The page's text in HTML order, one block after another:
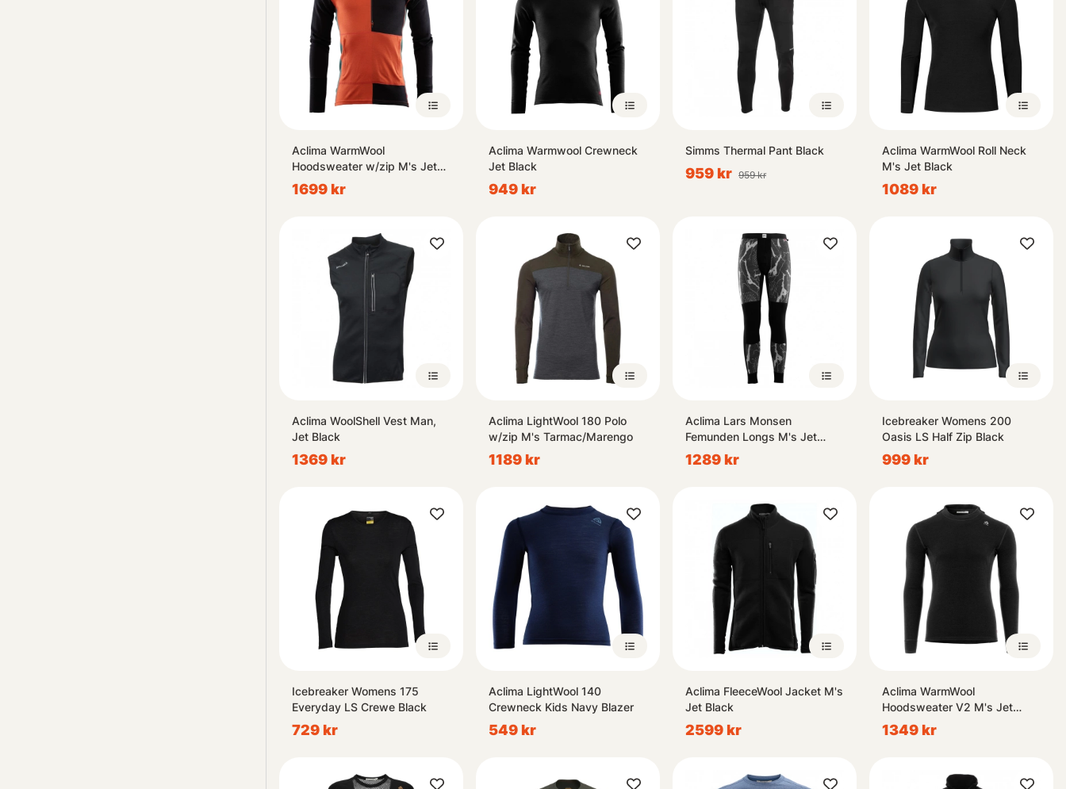
Aclima WarmWool
Hoodsweater w/zip M's Jet
Black/RC/NA
1699 kr
Aclima Warmwool Crewneck
Jet Black
949 kr
Simms Thermal Pant Black
959 kr 959 kr
Aclima WarmWool Roll Neck
M's Jet Black
1089 kr
Aclima WoolShell Vest Man,
Jet Black
1369 kr
Aclima LightWool 180 Polo
w/zip M's Tarmac/Marengo
1189 kr
Aclima Lars Monsen
Femunden Longs M's Jet
Black/Femunden Dark
1289 kr
Icebreaker Womens 200
Oasis LS Half Zip Black
999 kr
Icebreaker Womens 175
Everyday LS Crewe Black
729 kr
Aclima LightWool 140
Crewneck Kids Navy Blazer
549 kr
Aclima FleeceWool Jacket M's
Jet Black
2599 kr
Aclima WarmWool
Hoodsweater V2 M's Jet
Black
1349 kr